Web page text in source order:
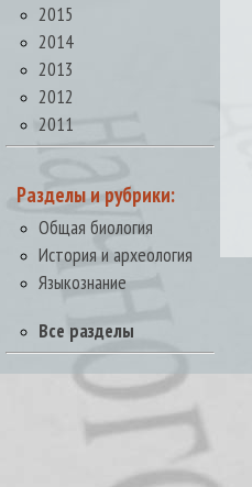
2015
2014
2013
2012
2011
Разделы и рубрики:
Общая биология
История и археология
Языкознание
Все разделы